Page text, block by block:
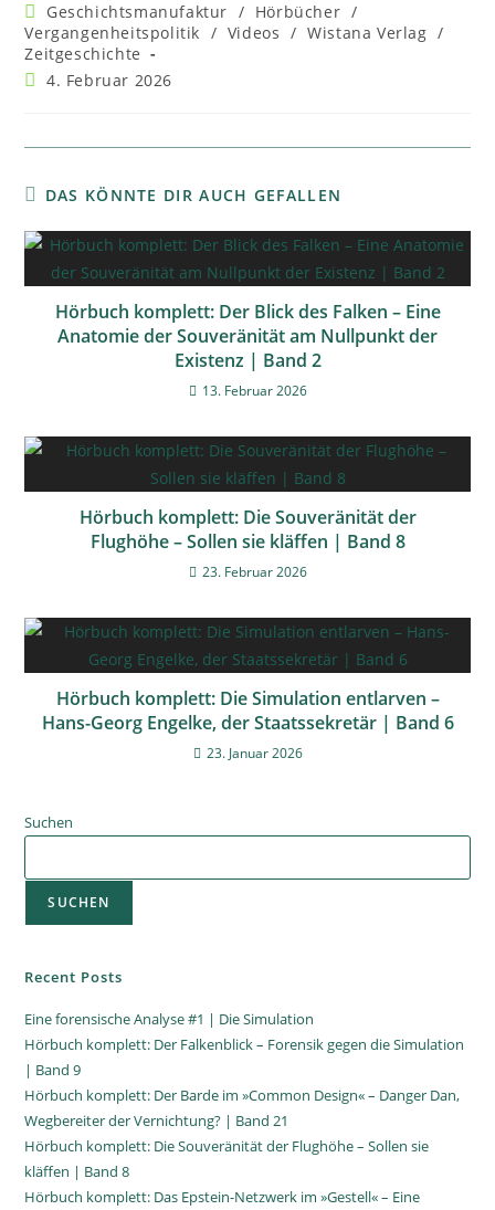
Geschichtsmanufaktur / Hörbücher /
Vergangenheitspolitik / Videos / Wistana Verlag /
Zeitgeschichte
4. Februar 2026
DAS KÖNNTE DIR AUCH GEFALLEN
Hörbuch komplett: Der Blick des Falken – Eine
Anatomie der Souveränität am Nullpunkt der
Existenz | Band 2
13. Februar 2026
Hörbuch komplett: Die Souveränität der
Flughöhe – Sollen sie kläffen | Band 8
23. Februar 2026
Hörbuch komplett: Die Simulation entlarven –
Hans-Georg Engelke, der Staatssekretär | Band 6
23. Januar 2026
Suchen
SUCHEN
Recent Posts
Eine forensische Analyse #1 | Die Simulation
Hörbuch komplett: Der Falkenblick – Forensik gegen die Simulation
| Band 9
Hörbuch komplett: Der Barde im »Common Design« – Danger Dan,
Wegbereiter der Vernichtung? | Band 21
Hörbuch komplett: Die Souveränität der Flughöhe – Sollen sie
kläffen | Band 8
Hörbuch komplett: Das Epstein-Netzwerk im »Gestell« – Eine